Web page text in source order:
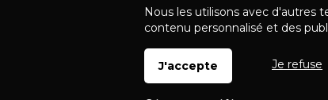
Nous les utilisons avec d'autres
contenu personnalisé et des
J'accepte Je refuse